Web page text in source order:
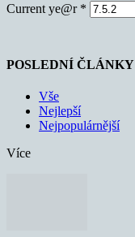
Current ye@r *
POSLEDNÍ ČLÁNKY
Vše
Nejlepší
Nejpopulárnější
Více